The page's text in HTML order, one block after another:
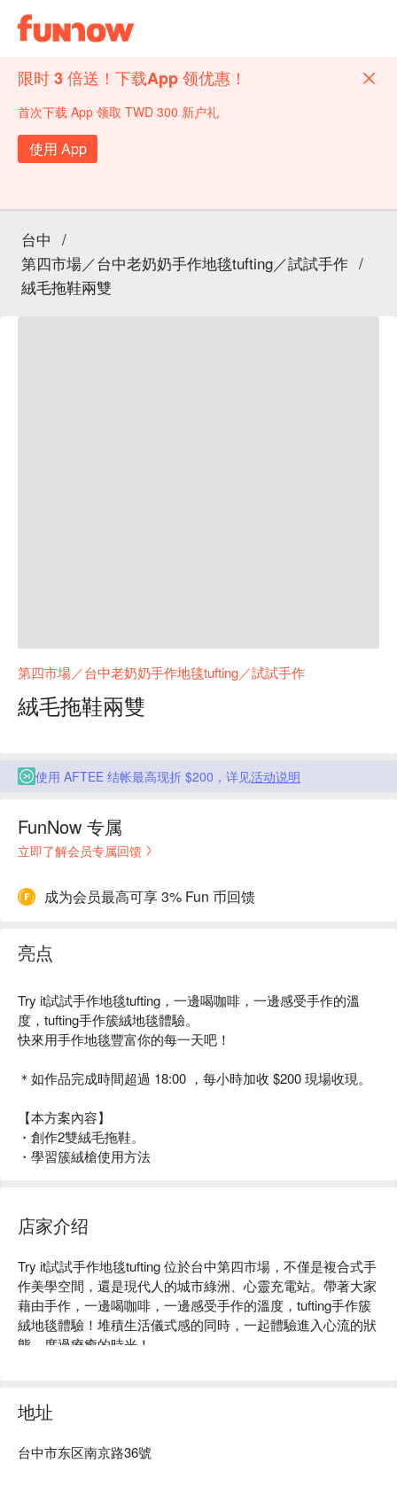
限时 3 倍送！下载App 领优惠！
首次下载 App 领取 TWD 300 新户礼
使用 App
台中 /
第四市場／台中老奶奶手作地毯tufting／試試手作 /
絨毛拖鞋兩雙
第四市場／台中老奶奶手作地毯tufting／試試手作
絨毛拖鞋兩雙
使用 AFTEE 结帐最高现折 $200，详见活动说明
FunNow 专属
立即了解会员专属回馈
成为会员最高可享 3% Fun 币回馈
亮点
Try it試試手作地毯tufting，一邊喝咖啡，一邊感受手作的溫
度，tufting手作簇絨地毯體驗。
快來用手作地毯豐富你的每一天吧！
＊如作品完成時間超過 18:00 ，每小時加收 $200 現場收現。
【本方案內容】
・創作2雙絨毛拖鞋。
・學習簇絨槍使用方法
店家介绍
Try it試試手作地毯tufting 位於台中第四市場，不僅是複合式手
作美學空間，還是現代人的城市綠洲、心靈充電站。帶著大家
藉由手作，一邊喝咖啡，一邊感受手作的溫度，tufting手作簇
絨地毯體驗！堆積生活儀式感的同時，一起體驗進入心流的狀
態，度過療癒的時光！
Try it試試手作地毯tufting  推薦：台中火車站附近，交通超便
利
立刻查看
地址
台中市东区南京路36號